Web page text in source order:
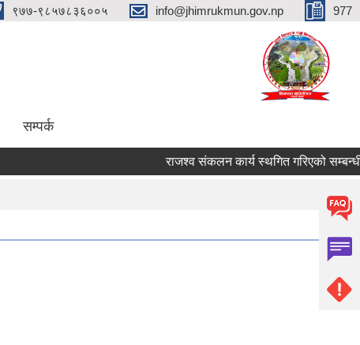
९७७-९८५७८३६००५ info@jhimrukmun.gov.np 977
सम्पर्क
राजश्व संकलन कार्य स्थगित गरिएको सम्बन्धी